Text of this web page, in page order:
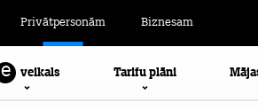
Privātpersonām Biznesam
e veikals Tarifu plāni